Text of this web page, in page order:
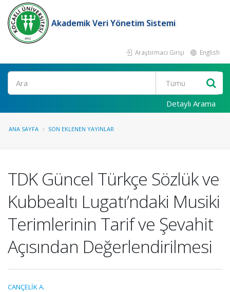
Akademik Veri Yönetim Sistemi
Araştırmacı Girişi English
Ara
Detaylı Arama
ANA SAYFA SON EKLENEN YAYINLAR
TDK Güncel Türkçe Sözlük ve
Kubbealtı Lugatı’ndaki Musiki
Terimlerinin Tarif ve Şevahit
Açısından Değerlendirilmesi
CANÇELİK A.